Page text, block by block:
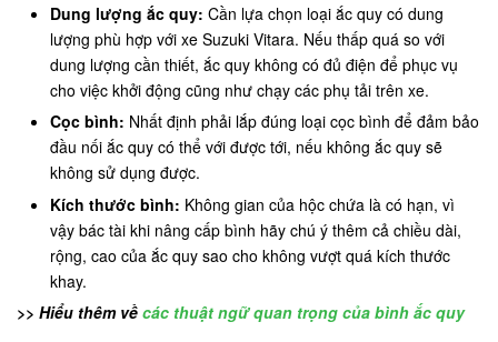
Dung lượng ắc quy: Cần lựa chọn loại ắc quy có dung
lượng phù hợp với xe Suzuki Vitara. Nếu thấp quá so với
dung lượng cần thiết, ắc quy không có đủ điện để phục vụ
cho việc khởi động cũng như chạy các phụ tải trên xe.
Cọc bình: Nhất định phải lắp đúng loại cọc bình để đảm bảo
đầu nối ắc quy có thể với được tới, nếu không ắc quy sẽ
không sử dụng được.
Kích thước bình: Không gian của hộc chứa là có hạn, vì
vậy bác tài khi nâng cấp bình hãy chú ý thêm cả chiều dài,
rộng, cao của ắc quy sao cho không vượt quá kích thước
khay.
>> Hiểu thêm về các thuật ngữ quan trọng của bình ắc quy